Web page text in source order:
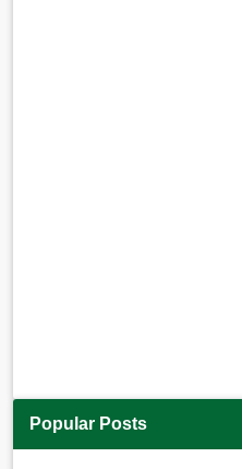
Popular Posts